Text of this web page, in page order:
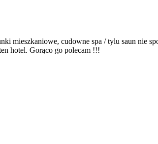
mieszkaniowe, cudowne spa / tylu saun nie
hotel. Gorąco go polecam !!!